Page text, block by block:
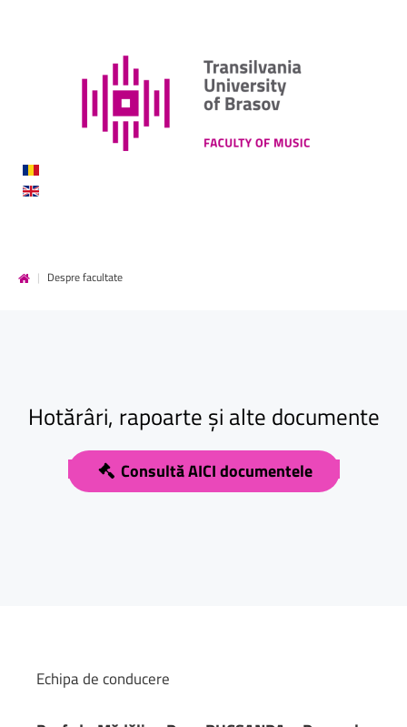
| Despre facultate
Hotărâri, rapoarte și alte documente
Consultă AICI documentele
Echipadeconducere